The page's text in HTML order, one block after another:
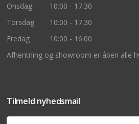
Onsdag
10:00 - 17:30
Torsdag
10:00 - 17:30
Fredag
10:00 - 16:00
Afhentning og showroom er åben alle
Tilmeld nyhedsmail